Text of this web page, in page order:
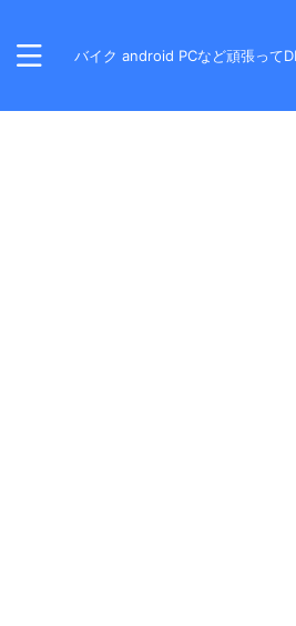
バイク android PCなど頑張って